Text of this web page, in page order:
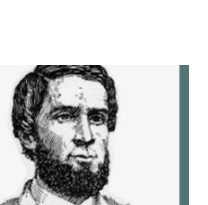
rei de Israel, Davi, depois de
sofreu a maiores derrotas
responsável é um grande
observar, à luz da Palavra, alguns
os pais: 1 Um pai é alguém
(Dt. 6.4-7). Antes de um pai